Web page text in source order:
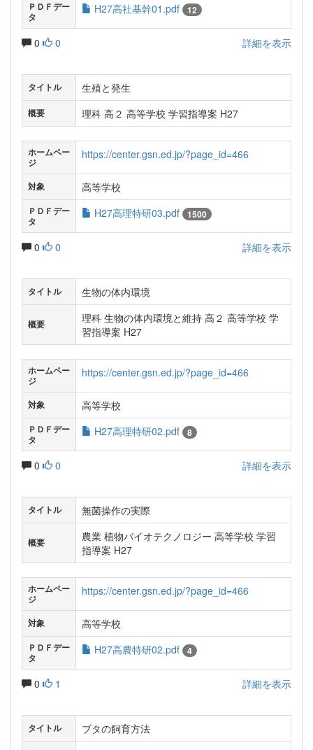
ＰＤＦデー
タ
H27高社基幹01.pdf 12
0 0 詳細を表示
タイトル 生殖と発生
概要 理科 高２ 高等学校 学習指導案 H27
ホームペー
ジ
https://center.gsn.ed.jp/?page_id=466
対象 高等学校
ＰＤＦデー
タ
H27高理特研03.pdf 1500
0 0 詳細を表示
タイトル 生物の体内環境
概要
理科 生物の体内環境と維持 高２ 高等学校 学
習指導案 H27
ホームペー
ジ
https://center.gsn.ed.jp/?page_id=466
対象 高等学校
ＰＤＦデー
タ
H27高理特研02.pdf 8
0 0 詳細を表示
タイトル 無菌操作の実際
概要
農業 植物バイオテクノロジー 高等学校 学習
指導案 H27
ホームペー
ジ
https://center.gsn.ed.jp/?page_id=466
対象 高等学校
ＰＤＦデー
タ
H27高農特研02.pdf 4
0 1 詳細を表示
タイトル ブタの飼育方法